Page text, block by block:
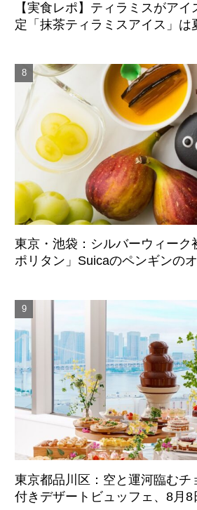
【実食レポ】ティラミスがア
定「抹茶ティラミスアイス」は
東京・池袋：シルバーウィーク
ポリタン」Suicaのペンギンの
東京都品川区：空と運河臨むチ
付きデザートビュッフェ、8月8